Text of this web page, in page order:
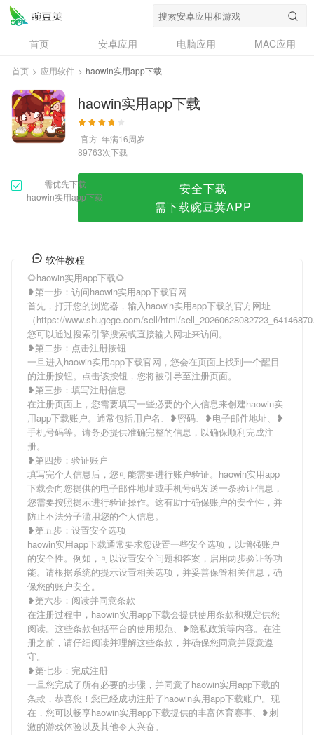
haowin实用app下载
首页 安卓应用 电脑应用
MAC应用
资讯
专题
问答
首页 > 应用软件 > haowin实用app下载
haowin实用app下载
官方 年满16周岁
89763次下载
需优先下载
haowin实用app下载
安全下载
需下载豌豆荚APP
软件教程
🌻haowin实用app下载🌻
❥第一步：访问haowin实用app下载官网
首先，打开您的浏览器，输入haowin实用app下载的官方网址
（https://www.shugege.com/sell/html/
您可以通过搜索引擎搜索或直接输入网址来访问。
❥第二步：点击注册按钮
一旦进入haowin实用app下载官网，您会在页面上找到一个醒目
的注册按钮。点击该按钮，您将被引导至注册页面。
❥第三步：填写注册信息
在注册页面上，您需要填写一些必要的个人信息来创建haowin实
用app下载账户。通常包括用户名、❥密码、❥电子邮件地址、❥
手机号码等。请务必提供准确完整的信息，以确保顺利完成注
册。
❥第四步：验证账户
填写完个人信息后，您可能需要进行账户验证。haowin实用app
下载会向您提供的电子邮件地址或手机号码发送一条验证信息，
您需要按照提示进行验证操作。这有助于确保账户的安全性，并
防止不法分子滥用您的个人信息。
❥第五步：设置安全选项
haowin实用app下载通常要求您设置一些安全选项，以增强账户
的安全性。例如，可以设置安全问题和答案，启用两步验证等功
能。请根据系统的提示设置相关选项，并妥善保管相关信息，确
保您的账户安全。
❥第六步：阅读并同意条款
在注册过程中，haowin实用app下载会提供使用条款和规定供您
阅读。这些条款包括平台的使用规范、❥隐私政策等内容。在注
册之前，请仔细阅读并理解这些条款，并确保您同意并愿意遵
守。
❥第七步：完成注册
一旦您完成了所有必要的步骤，并同意了haowin实用app下载的
条款，恭喜您！您已经成功注册了haowin实用app下载账户。现
在，您可以畅享haowin实用app下载提供的丰富体育赛事、❥刺
激的游戏体验以及其他令人兴奋。